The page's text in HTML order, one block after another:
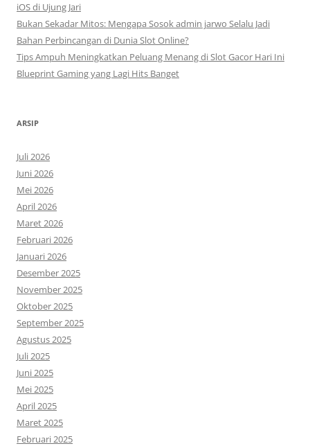
iOS di Ujung Jari
Bukan Sekadar Mitos: Mengapa Sosok admin jarwo Selalu Jadi
Bahan Perbincangan di Dunia Slot Online?
Tips Ampuh Meningkatkan Peluang Menang di Slot Gacor Hari Ini
Blueprint Gaming yang Lagi Hits Banget
ARSIP
Juli 2026
Juni 2026
Mei 2026
April 2026
Maret 2026
Februari 2026
Januari 2026
Desember 2025
November 2025
Oktober 2025
September 2025
Agustus 2025
Juli 2025
Juni 2025
Mei 2025
April 2025
Maret 2025
Februari 2025